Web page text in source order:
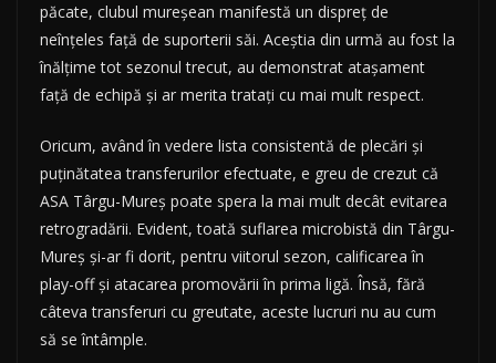
păcate, clubul mureșean manifestă un dispreț de
neînțeles față de suporterii săi. Aceștia din urmă au fost la
înălțime tot sezonul trecut, au demonstrat atașament
față de echipă și ar merita tratați cu mai mult respect.
Oricum, având în vedere lista consistentă de plecări și
puținătatea transferurilor efectuate, e greu de crezut că
ASA Târgu-Mureș poate spera la mai mult decât evitarea
retrogradării. Evident, toată suflarea microbistă din Târgu-
Mureș și-ar fi dorit, pentru viitorul sezon, calificarea în
play-off și atacarea promovării în prima ligă. Însă, fără
câteva transferuri cu greutate, aceste lucruri nu au cum
să se întâmple.